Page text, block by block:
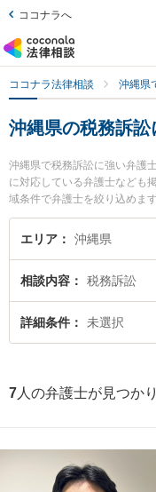
ココナラへ
ココナラ法律相談 沖縄県
沖縄県の税務訴
沖縄県で税務訴訟に強い弁護
に対応している弁護士なども
域条件で弁護士を絞り込めま
の絞り込み検索もでき便利で
護士やアビリス法律事務所の
したい』『税務訴訟のトラブ
『初回相談無料で税務訴訟を
い』などでお困りの相談者さ
エリア 沖縄県
相談内容 税務訴訟
詳細条件 未選択
7 人の弁護士が見つか